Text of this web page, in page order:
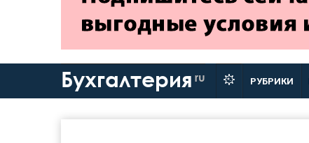
Бухгалтерия ru РУБРИКИ